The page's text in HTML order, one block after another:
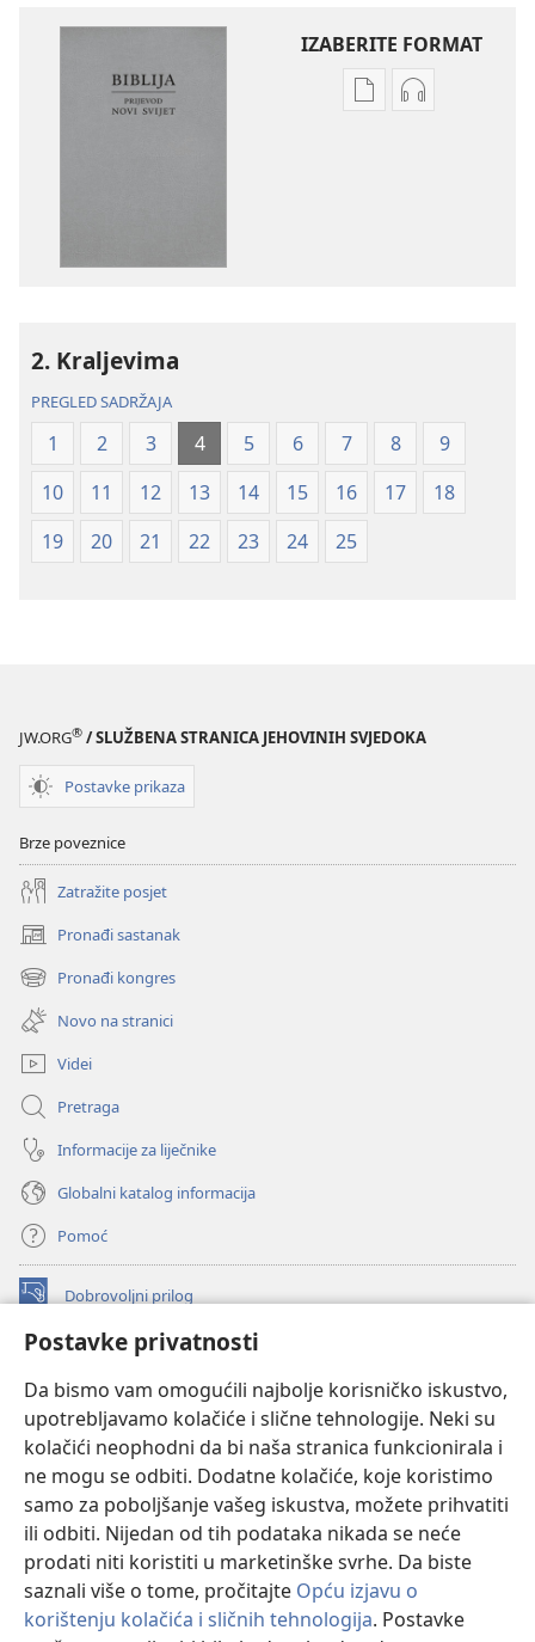
Postavke privatnosti
Da bismo vam omogućili najbolje korisničko iskustvo,
upotrebljavamo kolačiće i slične tehnologije. Neki su
kolačići neophodni da bi naša stranica funkcionirala i
ne mogu se odbiti. Dodatne kolačiće, koje koristimo
samo za poboljšanje vašeg iskustva, možete prihvatiti
ili odbiti. Nijedan od tih podataka nikada se neće
prodati niti koristiti u marketinške svrhe. Da biste
saznali više o tome, pročitajte Opću izjavu o
korištenju kolačića i sličnih tehnologija. Postavke
IZABERITE FORMAT
PostavkePostavke
2. Kraljevima
PREGLED SADRŽAJA
1 2 3 4 5 6 7 8
9
10
11 12 13 14 15 16 17
18
19
20 21 22 23 24 25
JW.ORG® / SLUŽBENA STRANICA JEHOVINIH SVJEDOKA
Postavke prikaza
Brze poveznice
Zatražite posjet
Pronađi sastanak
(otvara
se
novi
prozor)
Pronađi kongres
(otvara
se
novi
prozor)
Novo na stranici
Videi
Pretraga
Informacije za liječnike
Globalni katalog informacija
Pomoć
Dobrovoljni prilog
(otvara
novi
INTERNETSKA BIBLIOTEKA Watchtower
se
novi
prozor)
JW Hub
(otvara
se
novi
JW Library
Watchtower Library